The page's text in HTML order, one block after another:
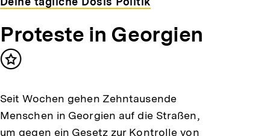
Proteste in Georgien
Inhalt
Seit Wochen gehen Zehntausende
Menschen in Georgien auf die Straßen,
um gegen ein Gesetz zur Kontrolle von